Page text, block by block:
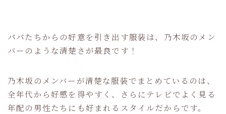
パパたちからの好意を引き出す服装は、乃木坂のメン
バーのような清楚さが最良です！
乃木坂のメンバーが清楚な服装でまとめているのは、
全年代から好感を得やすく、さらにテレビでよく見る
年配の男性たちにも好まれるスタイルだからです。